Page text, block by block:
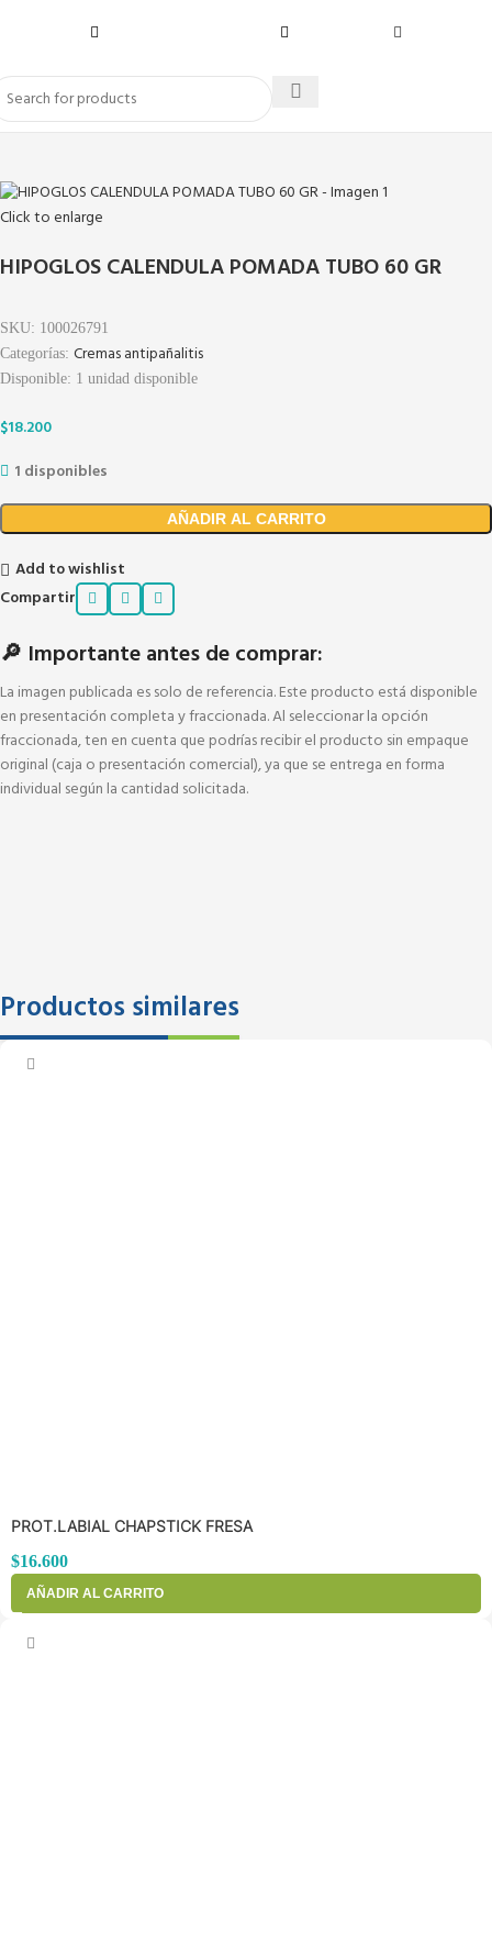
Click to enlarge
HIPOGLOS CALENDULA POMADA TUBO 60 GR
SKU: 100026791
Categorías: Cremas antipañalitis
Disponible: 1 unidad disponible
$18.200
1 disponibles
AÑADIR AL CARRITO
Add to wishlist
Compartir
🔎 Importante antes de comprar:
La imagen publicada es solo de referencia. Este producto está disponible
en presentación completa y fraccionada. Al seleccionar la opción
fraccionada, ten en cuenta que podrías recibir el producto sin empaque
original (caja o presentación comercial), ya que se entrega en forma
individual según la cantidad solicitada.
Productos similares
PROT.LABIAL CHAPSTICK FRESA
$16.600
AÑADIR AL CARRITO